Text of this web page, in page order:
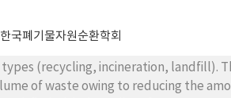
의 전처리방법(세정, CO2 강제숙성)을 비
한 최적 방법을 도출하고자 하였다.
한국폐기물자원순환학회
(recycling, incineration, landfill).
of waste owing to reducing the